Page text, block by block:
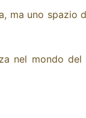
uno
nel mondo